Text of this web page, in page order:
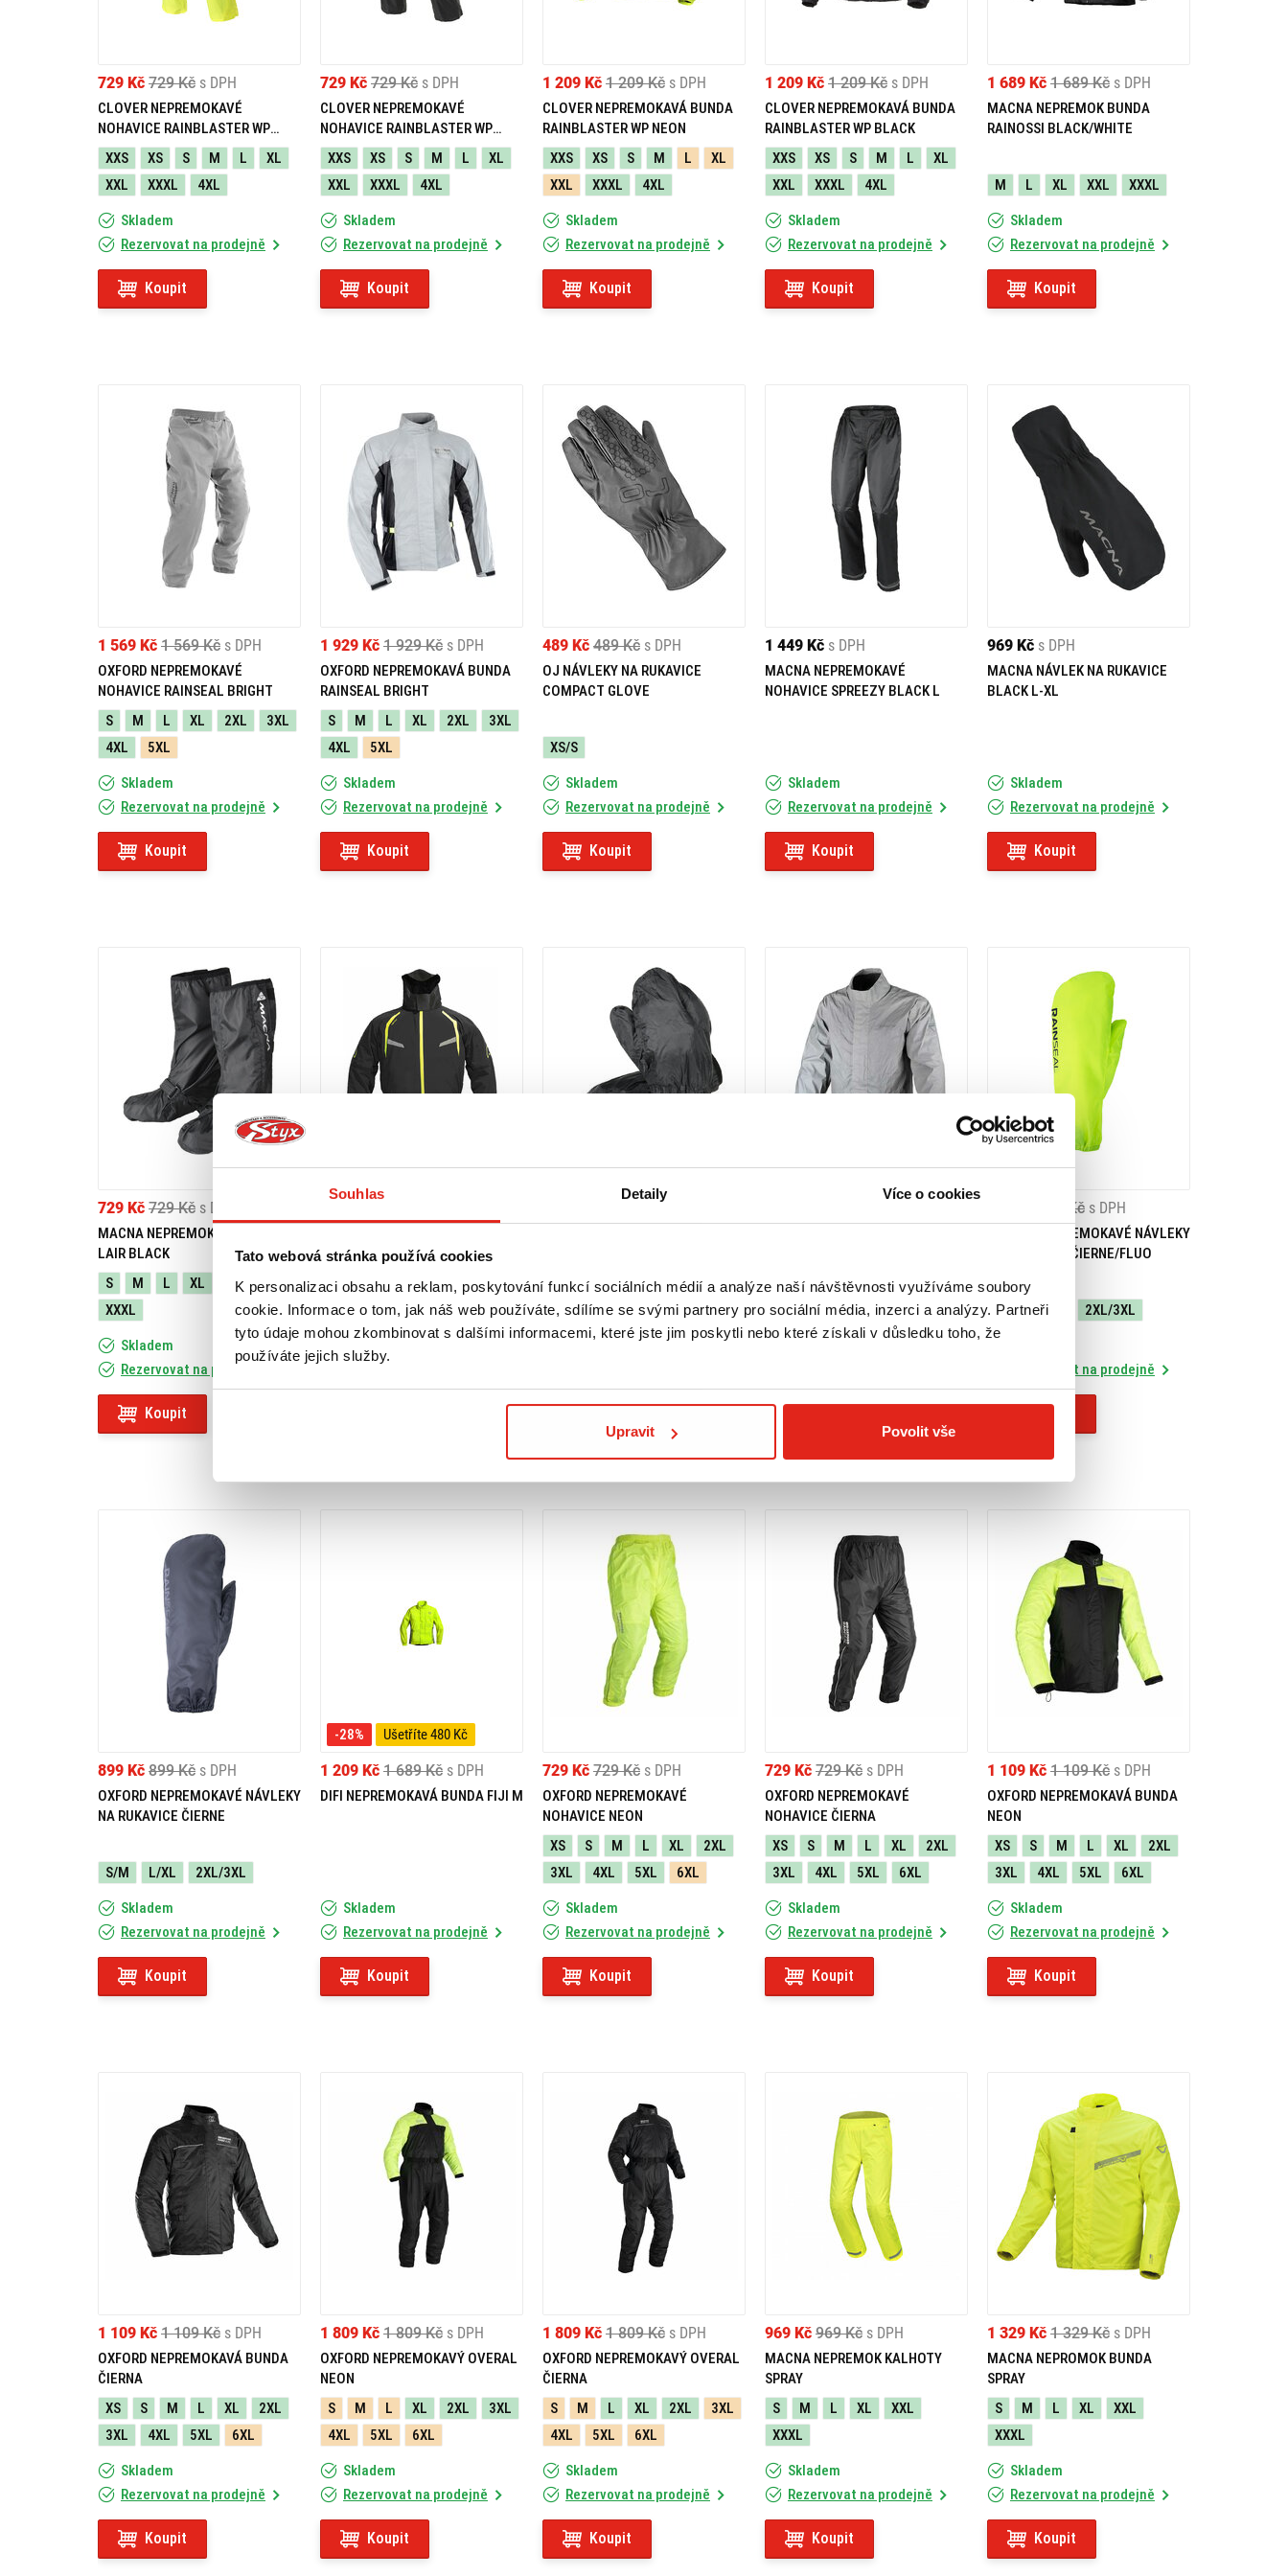
Souhlas Detaily Více o cookies
Tato webová stránka používá cookies
K personalizaci obsahu a reklam, poskytování funkcí sociálních médií a analýze naší návštěvnosti využíváme soubory
cookie. Informace o tom, jak náš web používáte, sdílíme se svými partnery pro sociální média, inzerci a analýzy. Partneři
tyto údaje mohou zkombinovat s dalšími informacemi, které jste jim poskytli nebo které získali v důsledku toho, že
používáte jejich služby.
Upravit Povolit vše
Reflexní prvky – zvyšují viditelnost za zhoršených podmínek a přispívají k bezpečnosti.
Nepromokavost a prodyšnost– chrání před deštěm, ale zároveň umožní tělu dýchat.
Pohodlný střih – neomezuje pohyb ani při delší jízdě.
Jednoduchá údržba – rychleschnoucí materiály a snadné čištění jsou velkou výhodou.
– oblečení, které se dá sbalit do malého obalu, je ideální na cesty.
– vhodné na krátké jízdy i dlouhé výlety, v létě i během chladnějších dní.
729 Kč
729 Kč s DPH
CLOVER NEPREMOKAVÉ
NOHAVICE RAINBLASTER WP
NEON
XXS XS S M L
XL
XXL
XXXL 4XL
Skladem
Rezervovat na prodejně
Koupit
729 Kč
729 Kč s DPH
CLOVER NEPREMOKAVÉ
NOHAVICE RAINBLASTER WP
BLACK
XXS XS S M L
XL
XXL
XXXL 4XL
Skladem
Rezervovat na prodejně
Koupit
1 209 Kč
1 209 Kč s DPH
CLOVER NEPREMOKAVÁ BUNDA
RAINBLASTER WP NEON
XXS
XS S M L
XL
XXL
XXXL 4XL
Skladem
Rezervovat na prodejně
Koupit
1 209 Kč
1 209 Kč s DPH
CLOVER NEPREMOKAVÁ BUNDA
RAINBLASTER WP BLACK
XXS
XS S M L
XL
XXL
XXXL 4XL
Skladem
Rezervovat na prodejně
Koupit
1 689 Kč
1 689 Kč s DPH
MACNA NEPREMOK BUNDA
RAINOSSI BLACK/WHITE
M L XL XXL XXXL
Skladem
Rezervovat na prodejně
Koupit
1 569 Kč
1 569 Kč s DPH
OXFORD NEPREMOKAVÉ
NOHAVICE RAINSEAL BRIGHT
S
M L XL 2XL
3XL
4XL
5XL
Skladem
Rezervovat na prodejně
Koupit
1 929 Kč
1 929 Kč s DPH
OXFORD NEPREMOKAVÁ BUNDA
RAINSEAL BRIGHT
S
M L XL 2XL
3XL
4XL
5XL
Skladem
Rezervovat na prodejně
Koupit
489 Kč
489 Kč s DPH
OJ NÁVLEKY NA RUKAVICE
COMPACT GLOVE
XS/S
Skladem
Rezervovat na prodejně
Koupit
1 449 Kč s DPH
MACNA NEPREMOKAVÉ
NOHAVICE SPREEZY BLACK L
Skladem
Rezervovat na prodejně
Koupit
969 Kč s DPH
MACNA NÁVLEK NA RUKAVICE
BLACK L-XL
Skladem
Rezervovat na prodejně
Koupit
729 Kč
729 Kč s DPH
MACNA NEPREMOK NA OBUV
LAIR BLACK
S
M L XL
XXL
XXXL
Skladem
Rezervovat na prodejně
Koupit
BYGE XPR-TEX
XS S XL XXL
Rezervovat na prodejně
s DPH
M L XL
Skladem
XS
S M L XL
XXL
XXXL
899 Kč s DPH
OXFORD NEPREMOKAVÉ NÁVLEKY
NA RUKAVICE ČIERNE/FLUO
S/M L/XL 2XL/3XL
Rezervovat na prodejně
Koupit
899 Kč
899 Kč s DPH
OXFORD NEPREMOKAVÉ NÁVLEKY
NA RUKAVICE ČIERNE
S/M L/XL 2XL/3XL
Skladem
Rezervovat na prodejně
Koupit
-28% Ušetříte 480 Kč
1 689 Kč
1 209 Kč s DPH
DIFI NEPREMOKAVÁ BUNDA FIJI M
Skladem
Rezervovat na prodejně
Koupit
729 Kč
729 Kč s DPH
OXFORD NEPREMOKAVÉ
NOHAVICE NEON
XS
S M L XL
2XL
3XL
4XL 5XL 6XL
Skladem
Rezervovat na prodejně
Koupit
729 Kč
729 Kč s DPH
OXFORD NEPREMOKAVÉ
NOHAVICE ČIERNA
XS
S M L XL
2XL
3XL
4XL 5XL 6XL
Skladem
Rezervovat na prodejně
Koupit
1 109 Kč
1 109 Kč s DPH
OXFORD NEPREMOKAVÁ BUNDA
NEON
XS
S M L XL
2XL
3XL
4XL 5XL 6XL
Skladem
Rezervovat na prodejně
Koupit
1 109 Kč
1 109 Kč s DPH
OXFORD NEPREMOKAVÁ BUNDA
ČIERNA
XS
S M L XL
2XL
3XL
4XL 5XL 6XL
Skladem
Rezervovat na prodejně
Koupit
1 809 Kč
1 809 Kč s DPH
OXFORD NEPREMOKAVÝ OVERAL
NEON
S
M L XL 2XL
3XL
4XL
5XL 6XL
Skladem
Rezervovat na prodejně
Koupit
1 809 Kč
1 809 Kč s DPH
OXFORD NEPREMOKAVÝ OVERAL
ČIERNA
S
M L XL 2XL
3XL
4XL
5XL 6XL
Skladem
Rezervovat na prodejně
Koupit
969 Kč
969 Kč s DPH
MACNA NEPREMOK KALHOTY
SPRAY
S
M L XL
XXL
XXXL
Skladem
Rezervovat na prodejně
Koupit
1 329 Kč
1 329 Kč s DPH
MACNA NEPROMOK BUNDA
SPRAY
S
M L XL
XXL
XXXL
Skladem
Rezervovat na prodejně
Koupit